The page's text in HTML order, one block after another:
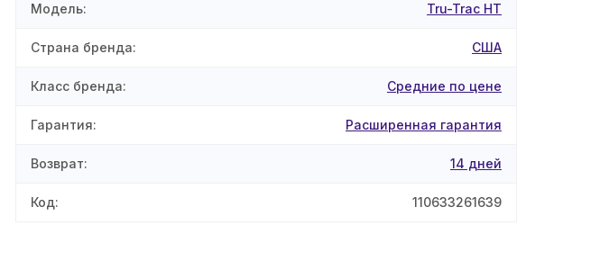
Модель: Tru-Trac HT
Страна бренда: США
Класс бренда: Средние по цене
Гарантия: Расширенная гарантия
Возврат: 14 дней
Код: 110633261639